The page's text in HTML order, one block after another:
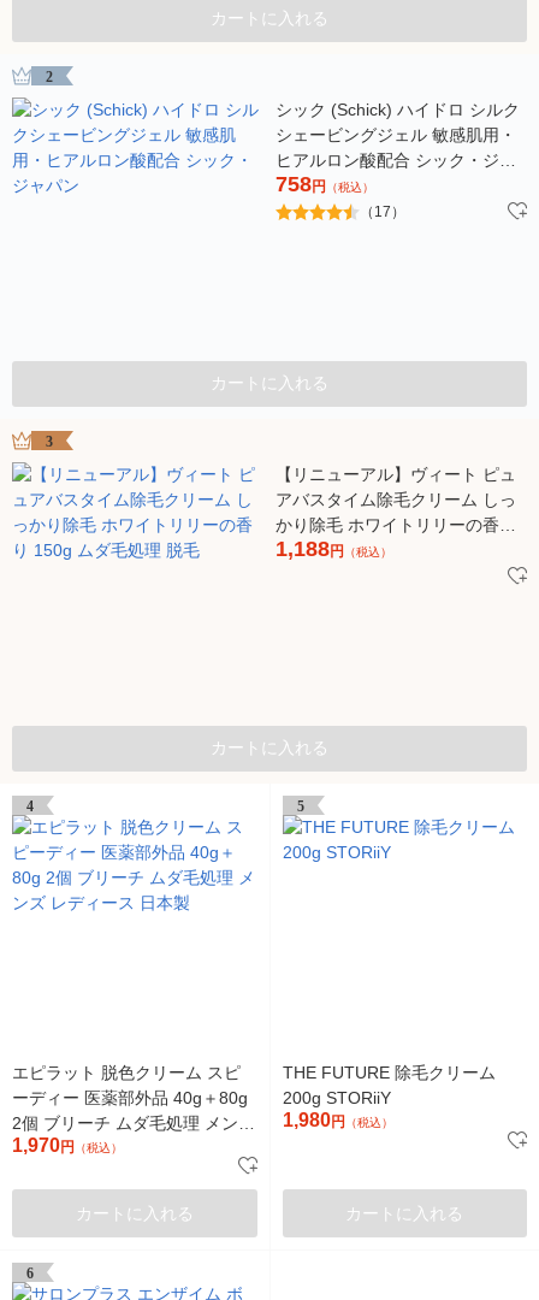
カートに入れる
2
シック (Schick) ハイドロ シルク
シェービングジェル 敏感肌用・
ヒアルロン酸配合 シック・ジャ
パン
758円 （税込）
（17）
カートに入れる
3
【リニューアル】ヴィート ピュ
アバスタイム除毛クリーム しっ
かり除毛 ホワイトリリーの香り
150g ムダ毛処理 脱毛
1,188円 （税込）
カートに入れる
4
エピラット 脱色クリーム スピ
ーディー 医薬部外品 40g＋80g
2個 ブリーチ ムダ毛処理 メンズ
レディース 日本製
1,970円 （税込）
カートに入れる
5
THE FUTURE 除毛クリーム
200g STORiiY
1,980円 （税込）
カートに入れる
6